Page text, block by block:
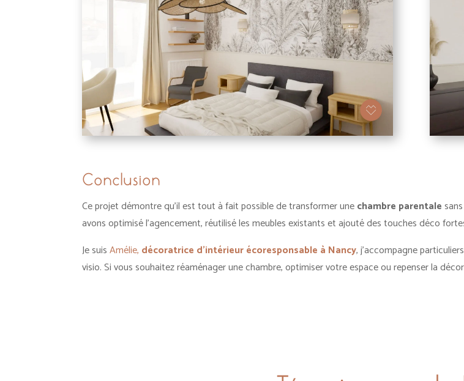
Conclusion
Ce projet démontre qu’il est tout à fait possible de transformer unechambre parentale
avons optimisé l’agencement, réutilisé les meubles existants et ajouté des touches déco
Je suisAmélie, décoratrice d’intérieur écoresponsable à Nancy, j’accompagne
visio. Si vous souhaitez réaménager une chambre, optimiser votre espace ou repenser la